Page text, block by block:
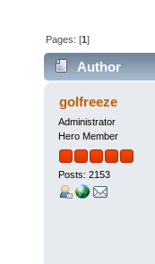
Pages: [1]
Author
golfreeze
Administrator
Hero Member
Posts: 2153